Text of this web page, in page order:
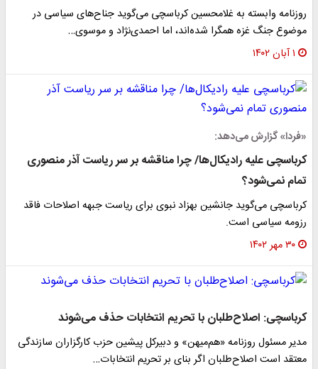
روزنامه وابسته به غلامحسین کرباسچی می‌گوید جناح‌های سیاسی در
موضوع جنگ غزه همگرا شده‌اند، اما احمدی‌نژاد و موسوی…
۱ آبان ۱۴۰۲
«فردا» گزارش می‌دهد:
کرباسچی علیه رادیکال‌ها/ چرا مناقشه بر سر ریاست آذر منصوری
تمام نمی‌شود؟
کرباسچی می‌گوید جانشین بهزاد نبوی برای ریاست جبهه اصلاحات فاقد
رزومه سیاسی است.
۳۰ مهر ۱۴۰۲
کرباسچی: اصلاح‌طلبان با تحریم انتخابات حذف می‌شوند
مدیر مسئول روزنامه «هم‌میهن» و دبیرکل پیشین حزب کارگزاران سازندگی
معتقد است اصلاح‌طلبان اگر بنای بر تحریم انتخابات…